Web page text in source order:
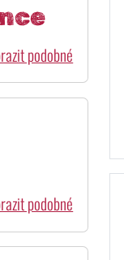
podobné
podobné